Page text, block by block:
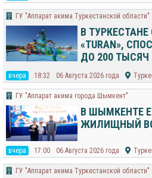
ГУ "Аппарат акима Туркестанской области"
В
«TURAN»,
ДО 200 ТЫСЯЧ
вчера 18:32 06 Августа 2026 года
​ГУ "Аппарат акима города Шымкент"
В ШЫМКЕНТЕ
ЖИЛИЩНЫЙ
вчера 17:00 06 Августа 2026 года
ГУ "Аппарат акима Туркестанской области"